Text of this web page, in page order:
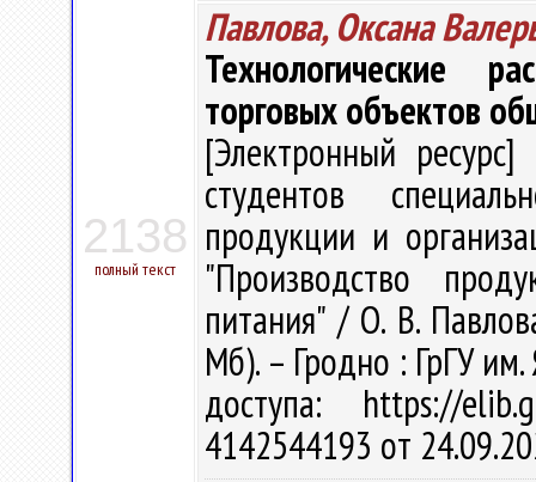
2138
полный текст
Павлова, Оксана
Технологические
торговых объектов
[Электронный
студентов
продукции и
"Производство
питания" / О. В.
Мб). – Гродно : ГрГУ
доступа: https://
4142544193 от